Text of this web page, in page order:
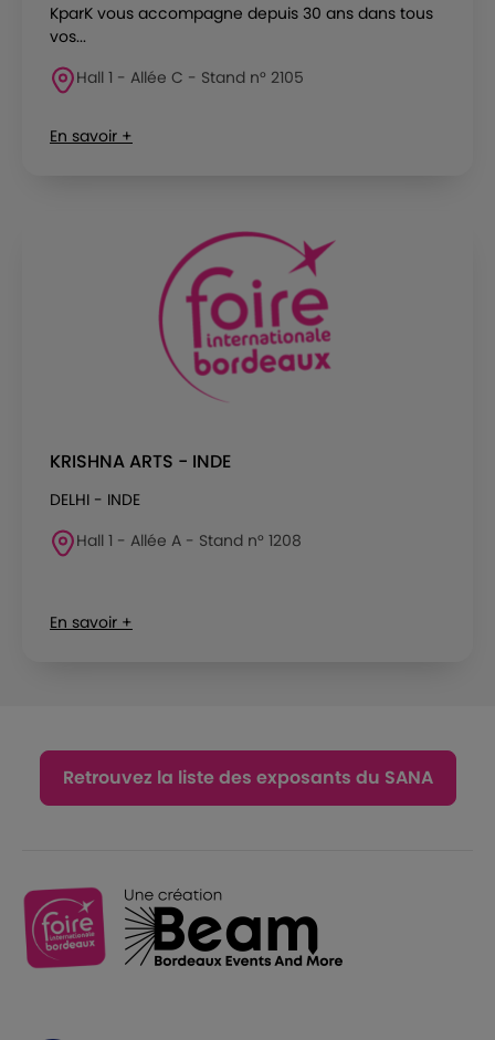
KparK vous accompagne depuis 30 ans dans tous
vos...
Hall 1 - Allée C - Stand n° 2105
En savoir +
KRISHNA ARTS - INDE
DELHI - INDE
Hall 1 - Allée A - Stand n° 1208
En savoir +
Retrouvez la liste des exposants du SANA